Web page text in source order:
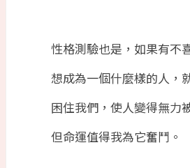
性格測驗也是，如果有不
想成為一個什麼樣的人，
困住我們，使人變得無力
但命運值得我為它奮鬥。